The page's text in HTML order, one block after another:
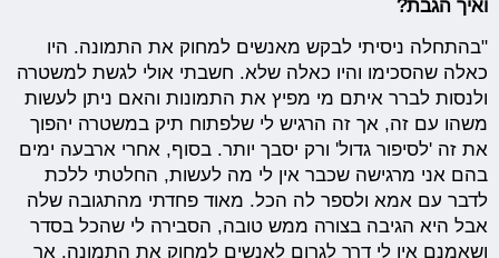
ואיך הגבת?
"בהתחלה ניסיתי לבקש מאנשים למחוק את התמונה. היו
כאלה שהסכימו והיו כאלה שלא. חשבתי אולי לגשת למשטרה
ולנסות לברר איתם מי מפיץ את התמונות והאם ניתן לעשות
משהו עם זה, אך זה הרגיש לי שלפתוח תיק במשטרה יהפוך
את זה 'לסיפור גדול' ורק יסבך יותר. בסוף, אחרי ארבעה ימים
בהם אני מרגישה שכבר אין לי מה לעשות, החלטתי ללכת
לדבר עם אמא ולספר לה הכל. מאוד פחדתי מהתגובה שלה
אבל היא הגיבה בצורה ממש טובה, הסבירה לי שהכל בסדר
ושאמנם אין לי דרך לגרום לאנשים למחוק את התמונה, אך